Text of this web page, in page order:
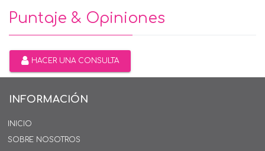
Puntaje & Opiniones
HACER UNA CONSULTA
INFORMACIÓN
INICIO
SOBRE NOSOTROS